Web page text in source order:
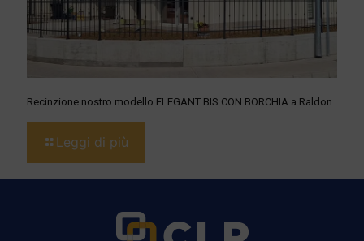
Recinzione nostro modello ELEGANT BIS CON BORCHIA a Raldon
Leggi di più